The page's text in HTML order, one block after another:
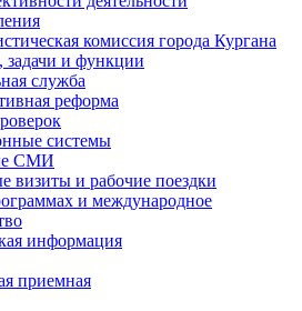
комиссия города Кургана
и функции
служба
реформа
системы
СМИ
визиты и рабочие поездки
и международное
информация
приемная